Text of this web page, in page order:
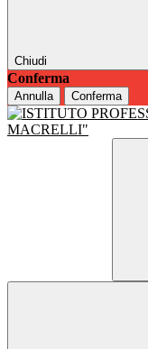
Chiudi
Conferma
Annulla Conferma